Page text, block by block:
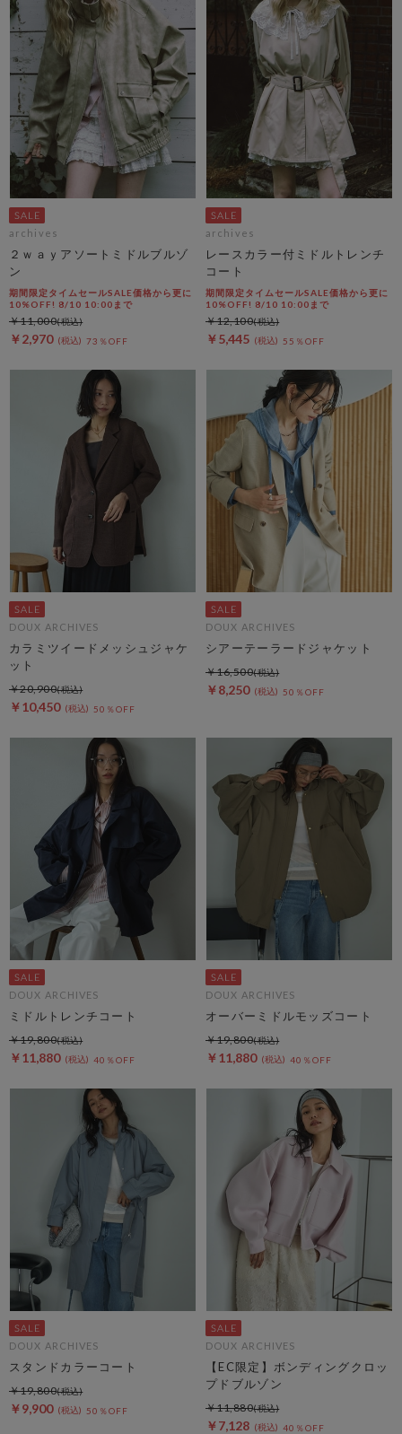
archives
２ｗａｙアソートミドルブルゾ
ン
期間限定タイムセールSALE価格から更に
10%OFF! 8/10 10:00まで
￥2,970 73％OFF
￥11,000
archives
レースカラー付ミドルトレンチ
コート
期間限定タイムセールSALE価格から更に
10%OFF! 8/10 10:00まで
￥5,445 55％OFF
￥12,100
DOUX ARCHIVES
カラミツイードメッシュジャケ
ット
￥10,450 50％OFF
￥20,900
DOUX ARCHIVES
シアーテーラードジャケット
￥8,250 50％OFF
￥16,500
DOUX ARCHIVES
ミドルトレンチコート
￥11,880 40％OFF
￥19,800
DOUX ARCHIVES
オーバーミドルモッズコート
￥11,880 40％OFF
￥19,800
DOUX ARCHIVES
スタンドカラーコート
￥9,900 50％OFF
￥19,800
DOUX ARCHIVES
【EC限定】ボンディングクロッ
プドブルゾン
￥7,128 40％OFF
￥11,880